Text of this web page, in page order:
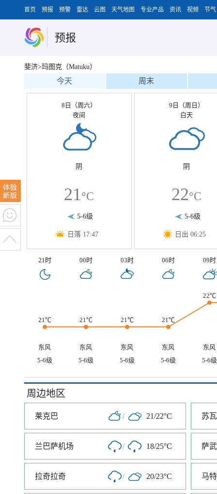
首页 预报 预警 雷达 云图 天气地图 专业产品 资讯 视频 节气
预报
斐济>玛图克（Matuku）
今天 周末
8日（周六）
夜间
阴
21°C
5-6级
日落 17:47
9日（周日）
白天
阴
22°C
5-6级
日出 06:25
21时 00时 03时 06时 09时
21℃ 21℃ 21℃ 21℃
22℃
东风 东风 东风 东风
东风
5-6级
5-6级 5-6级 5-6级 5-6级
周边地区
莱克巴 / 21/22°C 苏瓦
兰巴萨机场 / 18/25°C 萨
拉奇拉奇 / 20/23°C 马特